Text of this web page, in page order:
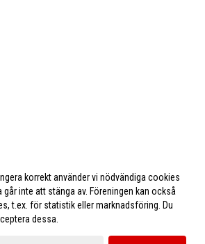
korrekt använder vi nödvändiga cookies
inte att stänga av. Föreningen kan också
t.ex. för statistik eller marknadsföring. Du
dessa.